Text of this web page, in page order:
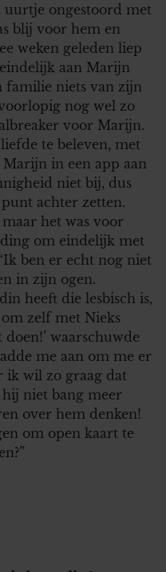
uurtje ongestoord met
blij voor hem en
weken geleden liep
aan Marijn
familie niets van zijn
nog wel zo
voor Marijn.
te beleven, met
in een app aan
niet bij, dus
achter zetten.
het was voor
om eindelijk met
ben er echt nog niet
in zijn ogen.
heeft die lesbisch is,
zelf met Nieks
waarschuwde
me aan om me er
ik wil zo graag dat
niet bang meer
over hem denken!
om open kaart te